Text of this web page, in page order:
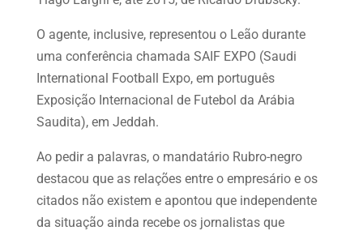
O agente, inclusive, representou o Leão durante
uma conferência chamada SAIF EXPO (Saudi
International Football Expo, em português
Exposição Internacional de Futebol da Arábia
Saudita), em Jeddah.
Ao pedir a palavras, o mandatário Rubro-negro
destacou que as relações entre o empresário e os
citados não existem e apontou que independente
da situação ainda recebe os jornalistas que